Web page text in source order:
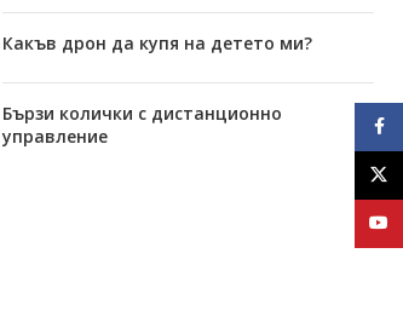
Какъв дрон да купя на детето ми?
Бързи колички с дистанционно
управление